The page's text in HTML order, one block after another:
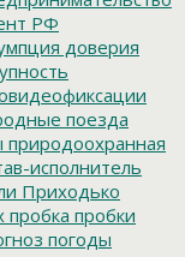
РФ
доверия
поезда
природоохранная
исполнитель
Приходько
пробка пробки
погоды